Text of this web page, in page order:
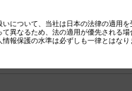
いについて、当社は日本の法律の適用
て異なるため、法の適用が優先される
報保護の水準は必ずしも一律とはなり